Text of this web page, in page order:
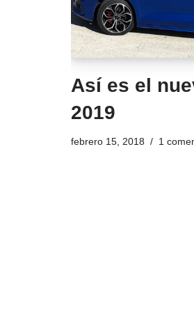
Así es el
2019
febrero 15, 2018 1